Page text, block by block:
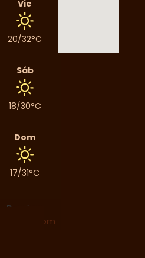
Vie
20/32°C
Sáb
18/30°C
Dom
17/31°C
Data from
Tiempo3.com